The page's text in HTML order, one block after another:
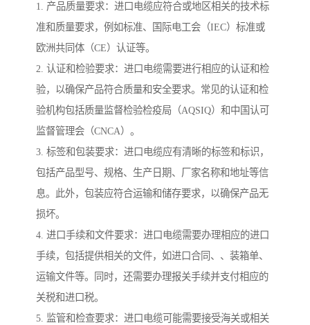
1. 产品质量要求：进口电缆应符合或地区相关的技术标
准和质量要求，例如标准、国际电工会（IEC）标准或
欧洲共同体（CE）认证等。
2. 认证和检验要求：进口电缆需要进行相应的认证和检
验，以确保产品符合质量和安全要求。常见的认证和检
验机构包括质量监督检验检疫局（AQSIQ）和中国认可
监督管理会（CNCA）。
3. 标签和包装要求：进口电缆应有清晰的标签和标识，
包括产品型号、规格、生产日期、厂家名称和地址等信
息。此外，包装应符合运输和储存要求，以确保产品无
损坏。
4. 进口手续和文件要求：进口电缆需要办理相应的进口
手续，包括提供相关的文件，如进口合同、、装箱单、
运输文件等。同时，还需要办理报关手续并支付相应的
关税和进口税。
5. 监管和检查要求：进口电缆可能需要接受海关或相关